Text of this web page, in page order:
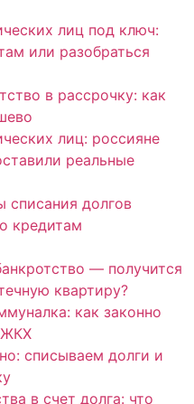
лиц под ключ:
или разобраться
в рассрочку: как
лиц: россияне
реальные
списания долгов
кредитам
— получится
квартиру?
как законно
ЖКХ
списываем долги и
в счет долга: что